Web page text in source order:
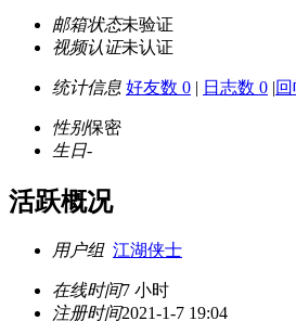
邮箱状态未验证
视频认证未认证
统计信息 好友数 0 | 日志数 0 |
性别保密
生日-
活跃概况
用户组 江湖侠士
在线时间7 小时
注册时间2021-1-7 19:04